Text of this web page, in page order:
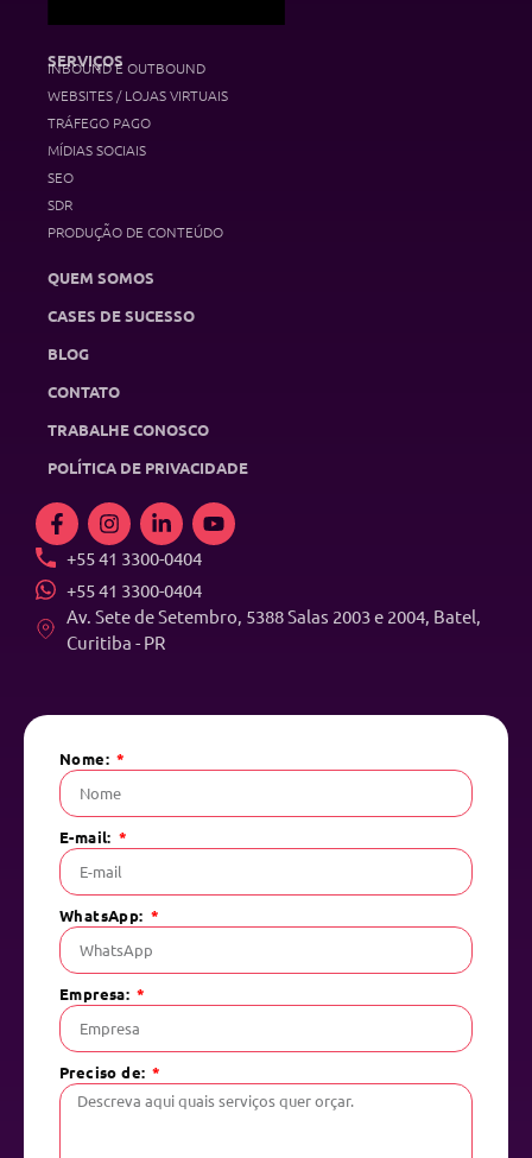
SERVIÇOS
INBOUND E OUTBOUND
WEBSITES / LOJAS VIRTUAIS
TRÁFEGO PAGO
MÍDIAS SOCIAIS
SEO
SDR
PRODUÇÃO DE CONTEÚDO
QUEM SOMOS
CASES DE SUCESSO
BLOG
CONTATO
TRABALHE CONOSCO
POLÍTICA DE PRIVACIDADE
+55 41 3300-0404
+55 41 3300-0404
Av. Sete de Setembro, 5388 Salas 2003 e 2004, Batel,
Curitiba - PR
Nome:
E-mail:
WhatsApp:
Empresa:
Preciso de: